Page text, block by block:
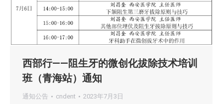
西部行——阻生牙的微创化拔除技术培训
班（青海站）通知
通知公告 cndent 2023年7月3日